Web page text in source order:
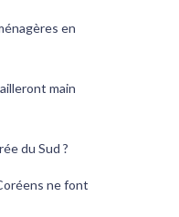
en
main
du Sud ?
ne font